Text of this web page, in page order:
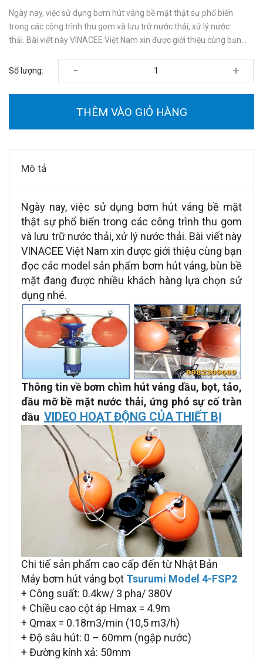
Ngày nay, việc sử dụng bơm hút váng bề mặt thật sự phổ biến
trong các công trình thu gom và lưu trữ nước thải, xử lý nước
thải. Bài viết này VINACEE Việt Nam xin được giới thiệu cùng bạn...
Số lượng: - +
THÊM VÀO GIỎ HÀNG
Mô tả
Ngày nay, việc sử dụng bơm hút váng bề mặt
thật sự phổ biến trong các công trình thu gom
và lưu trữ nước thải, xử lý nước thải. Bài viết này
VINACEE Việt Nam xin được giới thiệu cùng bạn
đọc các model sản phẩm bơm hút váng, bùn bề
mặt đang được nhiều khách hàng lựa chọn sử
dụng nhé.
Thông tin về bơm chìm hút váng dầu, bọt, tảo,
dầu mỡ bề mặt nước thải, ứng phó sự cố tràn
dầu VIDEO HOẠT ĐỘNG CỦA THIẾT BỊ
Chi tiế sản phẩm cao cấp đến từ Nhật Bản
Máy bơm hút váng bọt Tsurumi Model 4-FSP2
+ Công suất: 0.4kw/ 3 pha/ 380V
+ Chiều cao cột áp Hmax = 4.9m
+ Qmax = 0.18m3/min (10,5 m3/h)
+ Độ sâu hút: 0 – 60mm (ngập nước)
+ Đường kính xả: 50mm